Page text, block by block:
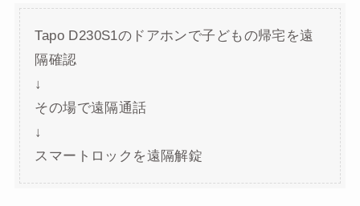
Tapo D230S1のドアホンで子どもの帰宅を遠
隔確認
↓
その場で遠隔通話
↓
スマートロックを遠隔解錠